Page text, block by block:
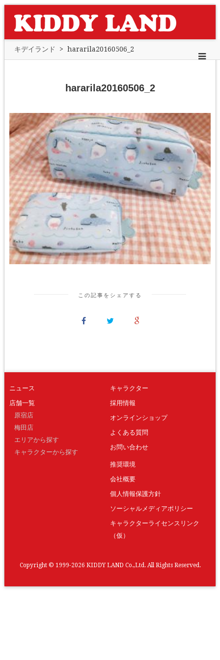
キデイランド > hararila20160506_2
hararila20160506_2
この記事をシェアする
ニュース
店舗一覧
原宿店
梅田店
エリアから探す
キャラクターから探す
キャラクター
採用情報
オンラインショップ
よくある質問
お問い合わせ
推奨環境
会社概要
個人情報保護方針
ソーシャルメディアポリシー
キャラクターライセンスリンク
（仮）
Copyright © 1999-2026 KIDDY LAND Co.,Ltd. All Rights Reserved.